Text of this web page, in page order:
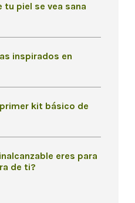
tu piel se vea sana
inspirados en
kit básico de
eres para
de ti?